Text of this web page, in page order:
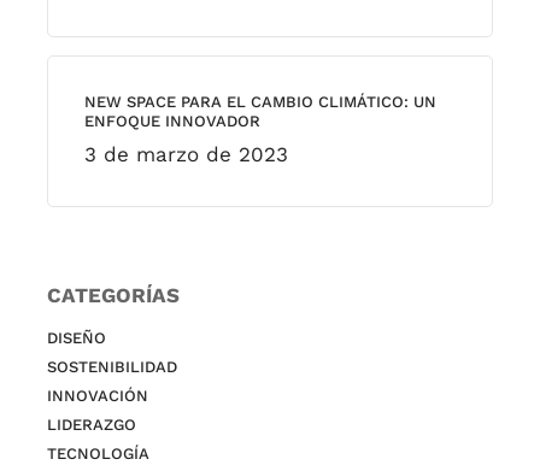
NEW SPACE PARA EL CAMBIO CLIMÁTICO: UN
ENFOQUE INNOVADOR
3 de marzo de 2023
CATEGORÍAS
DISEÑO
SOSTENIBILIDAD
INNOVACIÓN
LIDERAZGO
TECNOLOGÍA